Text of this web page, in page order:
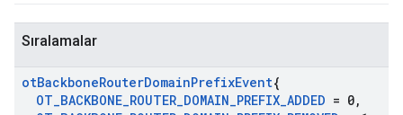
Sıralamalar
otBackboneRouterDomainPrefixEvent{
OT_BACKBONE_ROUTER_DOMAIN_PREFIX_ADDED = 0,